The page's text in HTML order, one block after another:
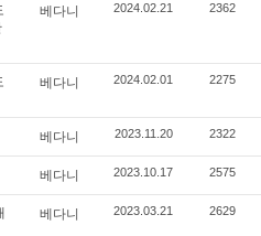
베다니 2024.02.21 2362
베다니 2024.02.01 2275
베다니 2023.11.20 2322
베다니 2023.10.17 2575
베다니 2023.03.21 2629